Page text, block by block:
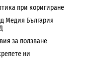
при коригиране
Медия България
за ползване
ни